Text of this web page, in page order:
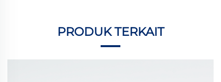
PRODUK TERKAIT